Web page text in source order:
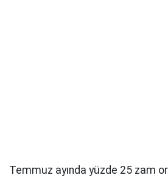
Temmuz ayında yüzde 25 zam